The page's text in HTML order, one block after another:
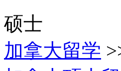
硕士
加拿大留学